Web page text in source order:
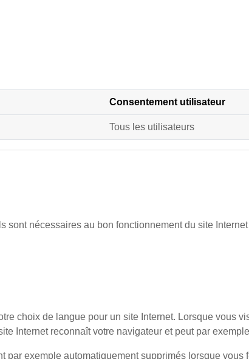
Consentement utilisateur
Tous les utilisateurs
nécessaires au bon fonctionnement du site
choix de langue pour un site Internet. Lorsque vous
Internet reconnaît votre navigateur et peut par
exemple automatiquement supprimés lorsque vous